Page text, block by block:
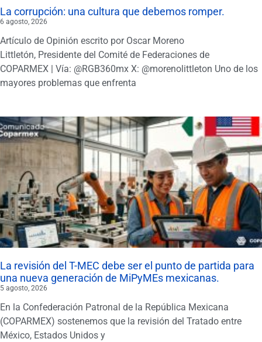
La corrupción: una cultura que debemos romper.
6 agosto, 2026
Artículo de Opinión escrito por Oscar Moreno
Littletón, Presidente del Comité de Federaciones de
COPARMEX | Vía: @RGB360mx X: @morenolittleton Uno de los
mayores problemas que enfrenta
La revisión del T-MEC debe ser el punto de partida para
una nueva generación de MiPyMEs mexicanas.
5 agosto, 2026
En la Confederación Patronal de la República Mexicana
(COPARMEX) sostenemos que la revisión del Tratado entre
México, Estados Unidos y